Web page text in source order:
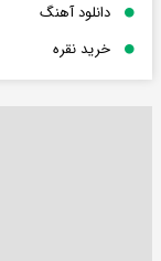
دانلود آهنگ
خرید نقره